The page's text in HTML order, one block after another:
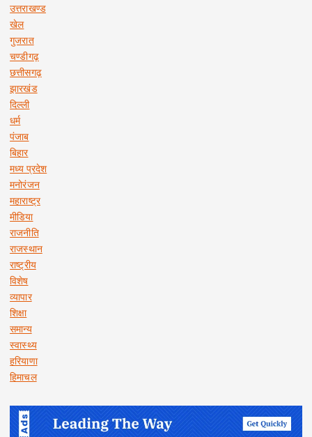
उत्तराखण्ड
खेल
गुजरात
चण्डीगढ़
छत्तीसगढ़
झारखंड
दिल्ली
धर्म
पंजाब
बिहार
मध्य प्रदेश
मनोरंजन
महाराष्ट्र
मीडिया
राजनीति
राजस्थान
राष्ट्रीय
विशेष
व्यापार
शिक्षा
समान्य
स्वास्थ्य
हरियाणा
हिमाचल